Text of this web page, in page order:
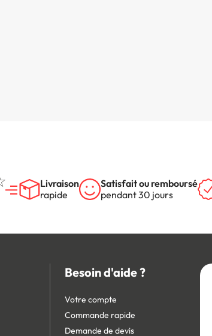
Livraison
rapide
Satisfait ou remboursé
pendant 30 jours
Besoin d'aide ?
Votre compte
Commande rapide
Demande de devis